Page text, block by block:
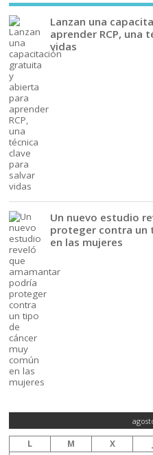
Lanzan una
aprender RCP, una
vidas
Un nuevo estudio
proteger contra un
en las mujeres
L M X